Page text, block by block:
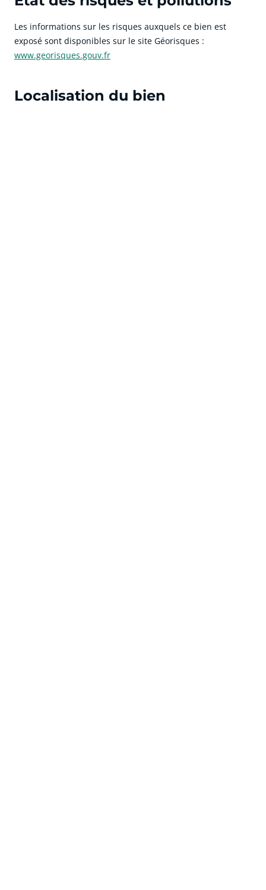
Les informations sur les risques auxquels ce bien est
exposé sont disponibles sur le site Géorisques :
www.georisques.gouv.fr
Localisation du bien